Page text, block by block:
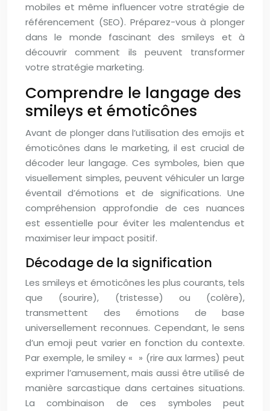
mobiles et même influencer votre stratégie de
référencement (SEO). Préparez-vous à plonger
dans le monde fascinant des smileys et à
découvrir comment ils peuvent transformer
votre stratégie marketing.
Comprendre le langage des
smileys et émoticônes
Avant de plonger dans l’utilisation des emojis et
émoticônes dans le marketing, il est crucial de
décoder leur langage. Ces symboles, bien que
visuellement simples, peuvent véhiculer un large
éventail d’émotions et de significations. Une
compréhension approfondie de ces nuances
est essentielle pour éviter les malentendus et
maximiser leur impact positif.
Décodage de la signification
Les smileys et émoticônes les plus courants, tels
que (sourire), (tristesse) ou (colère),
transmettent des émotions de base
universellement reconnues. Cependant, le sens
d’un emoji peut varier en fonction du contexte.
Par exemple, le smiley « » (rire aux larmes) peut
exprimer l’amusement, mais aussi être utilisé de
manière sarcastique dans certaines situations.
La combinaison de ces symboles peut